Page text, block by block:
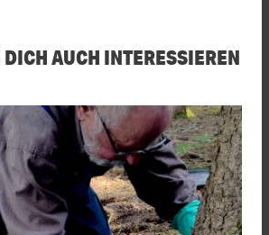
AUCH INTERESSIEREN